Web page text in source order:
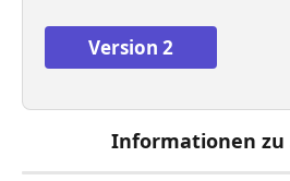
Version 2
Informationen zu